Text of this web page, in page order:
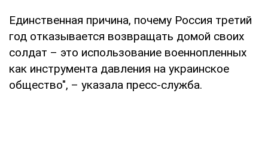
Единственная причина, почему Россия третий
год отказывается возвращать домой своих
солдат – это использование военнопленных
как инструмента давления на украинское
общество", – указала пресс-служба.